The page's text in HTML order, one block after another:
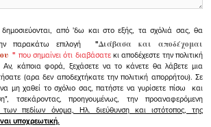
από 'δω και στο εξής, τα σχόλιά σας, θα
παρακάτω επιλογή
"Διάβασα και αποδέχομαι
" που σημαίνει ότι διαβάσατεκι αποδέχεστε την πολιτική
Αν, κάποια φορά, ξεχάσετε να το κάνετε θα λάβετε μια
(αρα δεν αποδεχτήκατε την πολιτική απορρήτου). Σε
μη χαθεί το σχόλιο σας, πατήστε να γυρίσετε πίσω και
τσεκάροντας, προηγουμένως, την προαναφερόμενη
πεδίων όνομα, Ηλ. διεύθυνση και ιστότοπος, της
υποχρεωτική.